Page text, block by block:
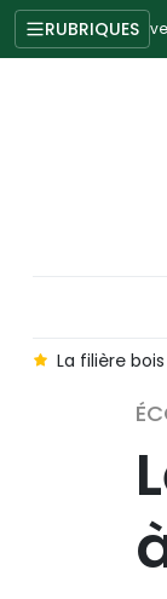
RUBRIQUES
La filière